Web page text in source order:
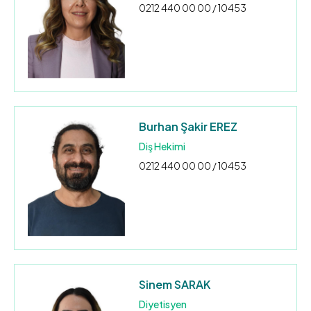
0212 440 00 00 / 10453
Burhan Şakir EREZ
Diş Hekimi
0212 440 00 00 / 10453
Sinem SARAK
Diyetisyen